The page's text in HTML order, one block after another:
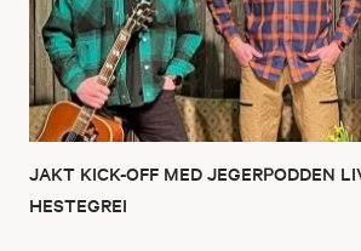
JAKT KICK-OFF MED JEGERPODDEN
HESTEGREI